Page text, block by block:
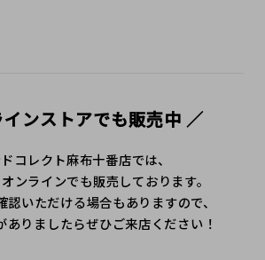
ンストアでも販売中 ／
コレクト麻布十番店では、
ンラインでも販売しております。
認いただける場合もありますので、
ありましたらぜひご来店ください！